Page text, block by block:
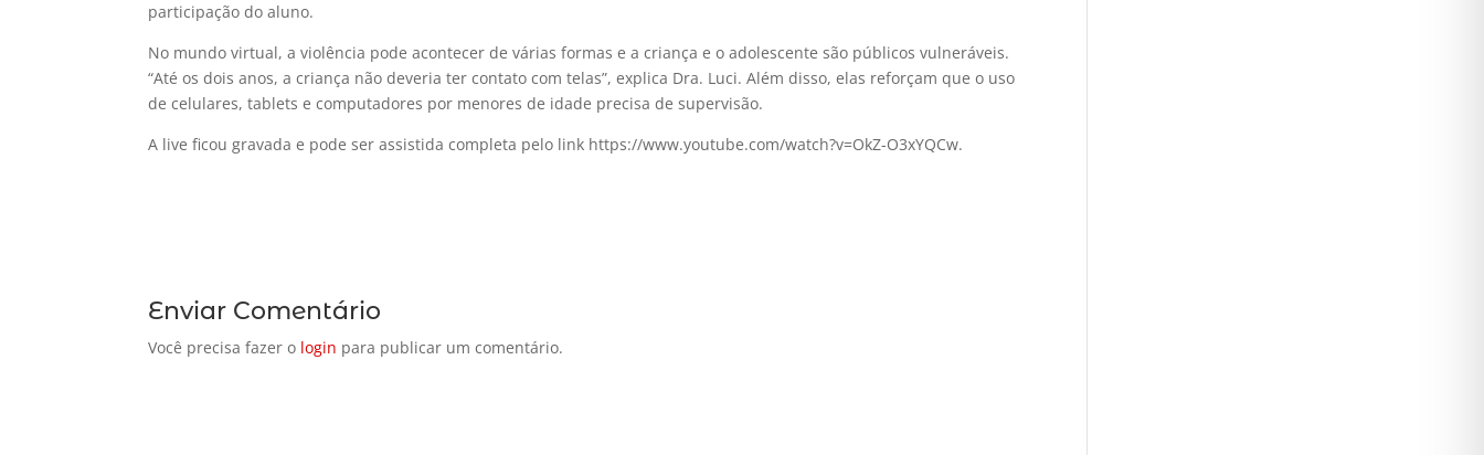
participação do aluno.
No mundo virtual, a violência pode acontecer de várias formas e a criança e o adolescente são públicos vulneráveis.
“Até os dois anos, a criança não deveria ter contato com telas”, explica Dra. Luci. Além disso, elas reforçam que o uso
de celulares, tablets e computadores por menores de idade precisa de supervisão.
A live ficou gravada e pode ser assistida completa pelo link https://www.youtube.com/watch?v=OkZ-O3xYQCw.
Enviar Comentário
Você precisa fazer o login para publicar um comentário.